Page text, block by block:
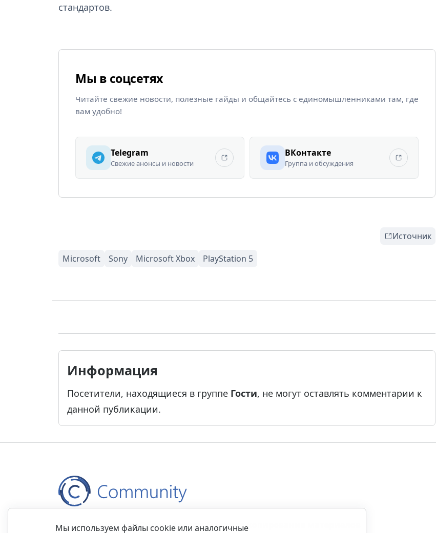
стандартов.
Мы в соцсетях
Читайте свежие новости, полезные гайды и общайтесь с единомышленниками там, где
вам удобно!
Telegram
Свежие анонсы и новости
ВКонтакте
Группа и обсуждения
Источник
Информация
Посетители, находящиеся в группе Гости, не могут оставлять комментарии к
данной публикации.
КонтактыПравилаОбратная связьПравила копирования материалов
Мы используем файлы cookie или аналогичные